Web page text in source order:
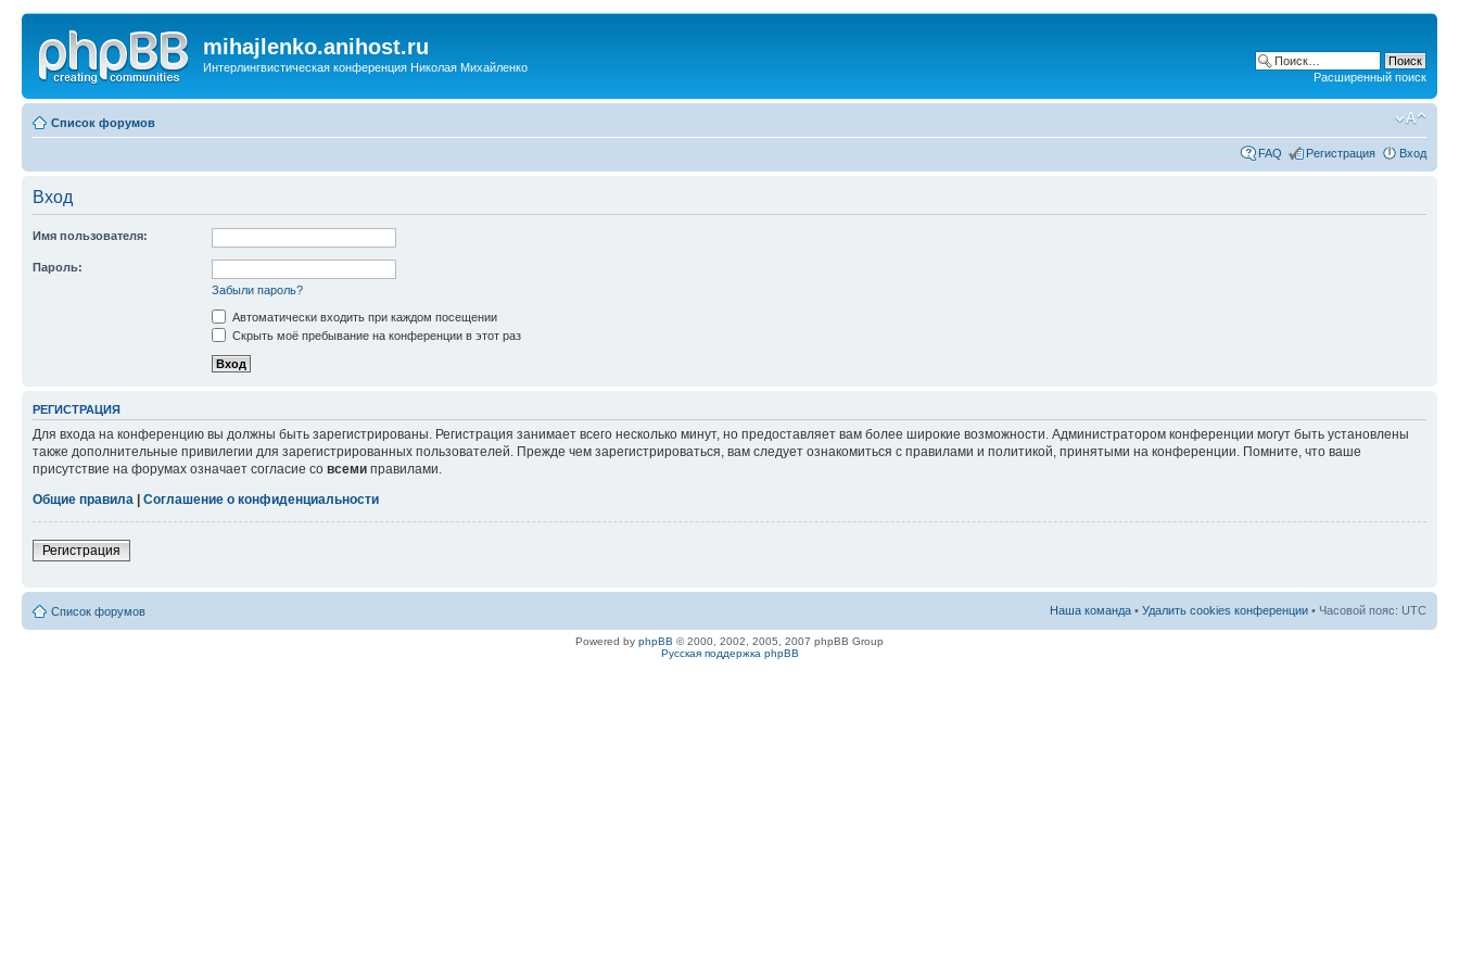
mihajlenko.anihost.ru
Интерлингвистическая конференция Николая Михайленко
Расширенный поиск
Список форумов
FAQ Регистрация Вход
Вход
Имя пользователя:
Пароль:
Забыли пароль?
Автоматически входить при каждом посещении
Скрыть моё пребывание на конференции в этот раз
РЕГИСТРАЦИЯ
Для входа на конференцию вы должны быть зарегистрированы. Регистрация занимает всего несколько минут, но предоставляет вам более широкие возможности. Администратором конференции могут быть установлены
также дополнительные привилегии для зарегистрированных пользователей. Прежде чем зарегистрироваться, вам следует ознакомиться с правилами и политикой, принятыми на конференции. Помните, что ваше
присутствие на форумах означает согласие со всеми правилами.
Общие правила
Соглашение о конфиденциальности
Регистрация
Список форумов Наша команда • Удалить cookies конференции • Часовой пояс: UTC
Powered by phpBB © 2000, 2002, 2005, 2007 phpBB Group
Русская поддержка phpBB